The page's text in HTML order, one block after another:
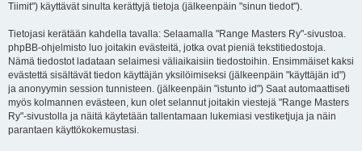
Tiimit") käyttävät sinulta kerättyjä tietoja (jälkeenpäin "sinun tiedot").
Tietojasi kerätään kahdella tavalla: Selaamalla "Range Masters Ry"-sivustoa.
phpBB-ohjelmisto luo joitakin evästeitä, jotka ovat pieniä tekstitiedostoja.
Nämä tiedostot ladataan selaimesi väliaikaisiin tiedostoihin. Ensimmäiset kaksi
evästettä sisältävät tiedon käyttäjän yksilöimiseksi (jälkeenpäin "käyttäjän id")
ja anonyymin session tunnisteen. (jälkeenpäin "istunto id") Saat automaattiseti
myös kolmannen evästeen, kun olet selannut joitakin viestejä "Range Masters
Ry"-sivustolla ja näitä käytetään tallentamaan lukemiasi vestiketjuja ja näin
parantaen käyttökokemustasi.